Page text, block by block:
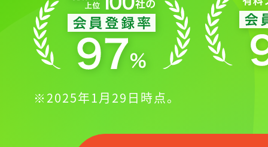
※2025年1月29日時点。